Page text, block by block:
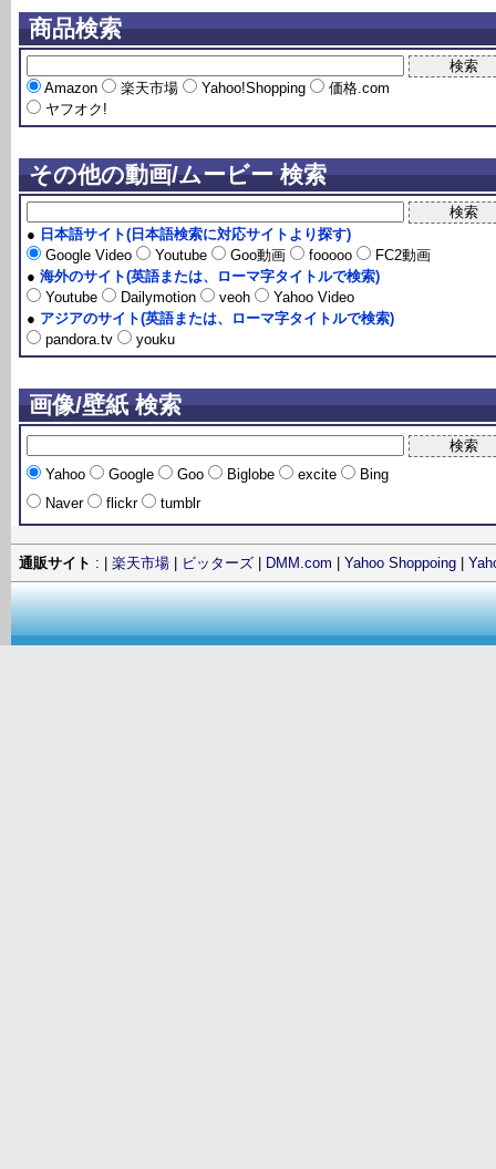
商品検索
Amazon 楽天市場 Yahoo!Shopping
価格.com
ヤフオク!
その他の動画/ムービー 検索
● 日本語サイト(日本語検索に対応サイトより探す)
Google Video
Youtube Goo動画 fooooo
FC2動画
● 海外のサイト(英語または、ローマ字タイトルで検索)
Youtube
Dailymotion veoh
Yahoo Video
● アジアのサイト(英語または、ローマ字タイトルで検索)
pandora.tv
youku
画像/壁紙 検索
Yahoo Google Goo Biglobe excite
Bing
Naver
flickr tumblr
通販サイト : | 楽天市場 ビッターズ DMM.com Yahoo Shoppoing